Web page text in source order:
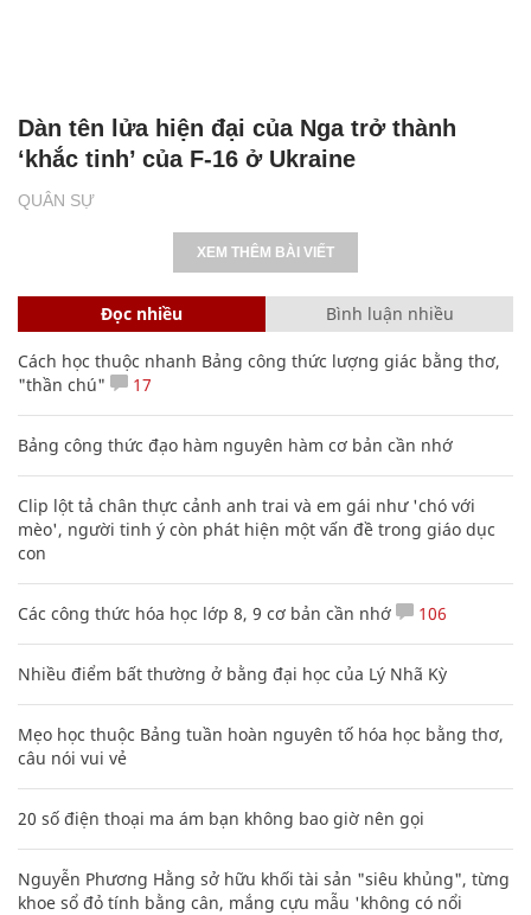
QUÂN SỰ
Dàn tên lửa hiện đại của Nga trở thành
‘khắc tinh’ của F-16 ở Ukraine
XEM THÊM BÀI VIẾT
Đọc nhiều Bình luận nhiều
Cách học thuộc nhanh Bảng công thức lượng giác bằng thơ,
"thần chú"
17
Bảng công thức đạo hàm nguyên hàm cơ bản cần nhớ
Clip lột tả chân thực cảnh anh trai và em gái như 'chó với
mèo', người tinh ý còn phát hiện một vấn đề trong giáo dục
con
Các công thức hóa học lớp 8, 9 cơ bản cần nhớ 106
Nhiều điểm bất thường ở bằng đại học của Lý Nhã Kỳ
Mẹo học thuộc Bảng tuần hoàn nguyên tố hóa học bằng thơ,
câu nói vui vẻ
20 số điện thoại ma ám bạn không bao giờ nên gọi
Nguyễn Phương Hằng sở hữu khối tài sản "siêu khủng", từng
khoe sổ đỏ tính bằng cân, mắng cựu mẫu 'không có nổi